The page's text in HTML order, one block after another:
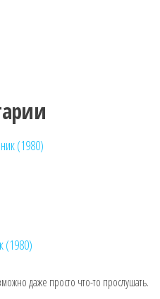
(1980)
(1980)
даже просто что-то прослушать.